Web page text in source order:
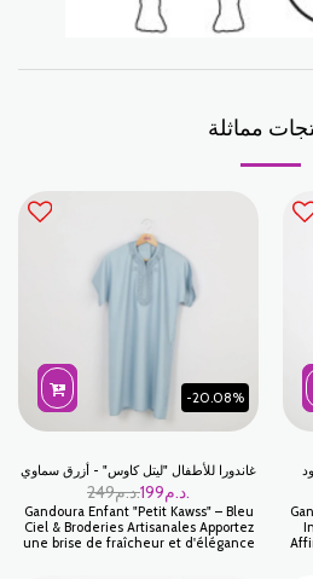
مماثلة
-20.08%
غاندورا للأطفال "ليتل كاوس" - أزرق سماوي
249 د.م.199 د.م.
Gandoura Enfant "Petit Kawss" – Bleu
Ciel & Broderies Artisanales Apportez
une brise de fraîcheur et d'élégance